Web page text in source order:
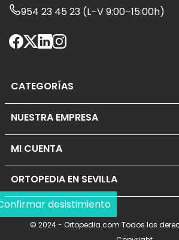
954 23 45 23 (L–V 9:00–15:00h)
CATEGORÍAS
NUESTRA EMPRESA
MI CUENTA
ORTOPEDIA EN SEVILLA
desistimiento
© 2024 - Ortopedia.com Todos los